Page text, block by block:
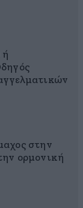
ή
στην
ορμονική